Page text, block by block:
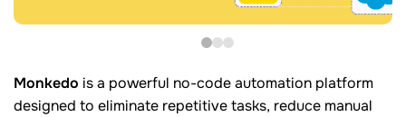
Monkedo is a powerful no-code automation platform
designed to eliminate repetitive tasks, reduce manual